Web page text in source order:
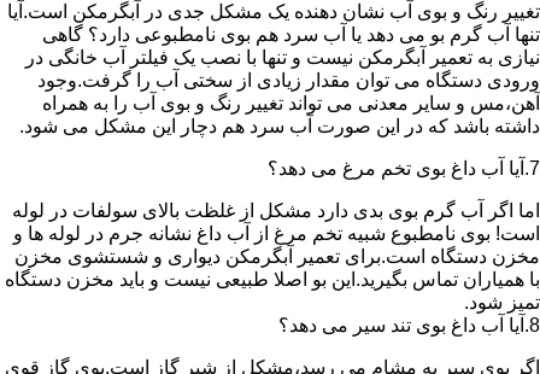
تغییر رنگ و بوی آب نشان دهنده یک مشکل جدی در آبگرمکن است.آیا
تنها آب گرم بو می دهد یا آب سرد هم بوی نامطبوعی دارد؟ گاهی
نیازی به تعمیر آبگرمکن نیست و تنها با نصب یک فیلتر آب خانگی در
ورودی دستگاه می توان مقدار زیادی از سختی آب را گرفت.وجود
آهن،مس و سایر معدنی می تواند تغییر رنگ و بوی آب را به همراه
داشته باشد که در این صورت آب سرد هم دچار این مشکل می شود.
7.آیا آب داغ بوی تخم مرغ می دهد؟
اما اگر آب گرم بوی بدی دارد مشکل از غلظت بالای سولفات در لوله
است! بوی نامطبوع شبیه تخم مرغ از آب داغ نشانه جرم در لوله ها و
مخزن دستگاه است.برای تعمیر آبگرمکن دیواری و شستشوی مخزن
با همیاران تماس بگیرید.این بو اصلا طبیعی نیست و باید مخزن دستگاه
تمیز شود.
8.آیا آب داغ بوی تند سیر می دهد؟
اگر بوی سیر به مشام می رسد،مشکل از شیر گاز است.بوی گاز قوی